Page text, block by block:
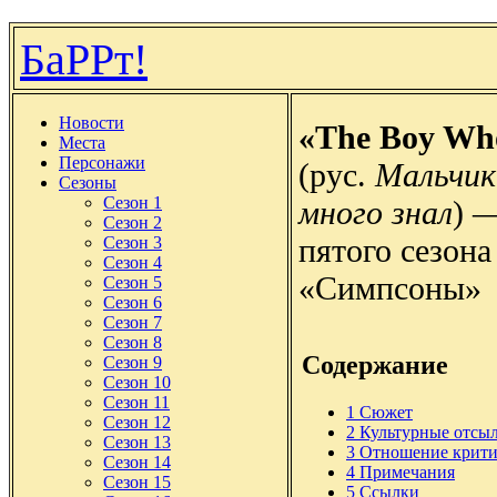
БаРРт!
Новости
Места
Персонажи
Сезоны
Сезон 1
Сезон 2
Сезон 3
Сезон 4
Сезон 5
Сезон 6
Сезон 7
Сезон 8
Сезон 9
Сезон 10
Сезон 11
Сезон 12
Сезон 13
Сезон 14
Сезон 15
«The Boy
(рус.
много знал)
пятого
«Симпсоны»
Содержание
1 Сюжет
2 Культурные
3 Отношение
4 Примечания
5 Ссылки